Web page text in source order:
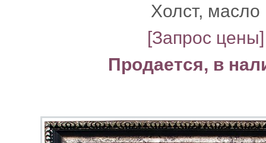
Xолст, масло
[Запрос цены]
Продается, в